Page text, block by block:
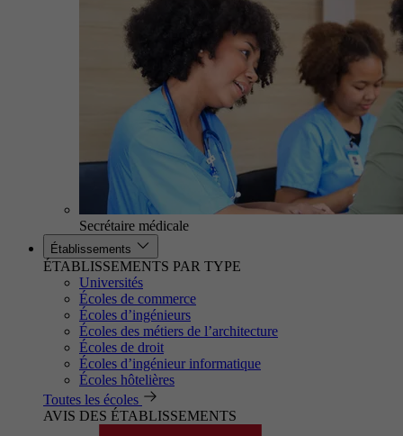
Secrétaire médicale
Établissements
ÉTABLISSEMENTS PAR TYPE
Universités
Écoles de commerce
Écoles d’ingénieurs
Écoles des métiers de l’architecture
Écoles de droit
Écoles d’ingénieur informatique
Écoles hôtelières
Toutes les écoles
AVIS DES ÉTABLISSEMENTS